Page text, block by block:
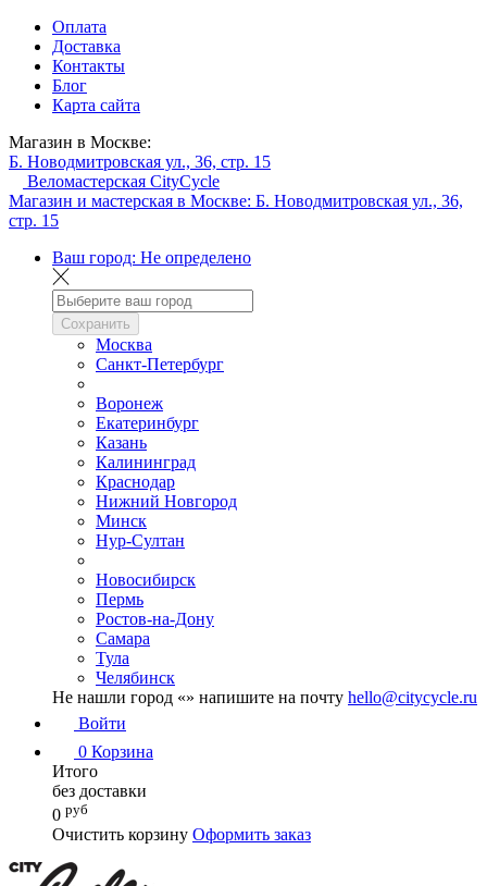
Оплата
Доставка
Контакты
Блог
Карта сайта
Магазин в Москве:
Б. Новодмитровская ул., 36, стр. 15
Веломастерская CityCycle
Магазин и мастерская в Москве: Б. Новодмитровская ул., 36,
стр. 15
Ваш город: Не определено
Сохранить
Москва
Санкт-Петербург
Воронеж
Екатеринбург
Казань
Калининград
Краснодар
Нижний Новгород
Минск
Нур-Султан
Новосибирск
Пермь
Ростов-на-Дону
Самара
Тула
Челябинск
Не нашли город «» напишите на почту hello@citycycle.ru
Войти
0 Корзина
Итого
без доставки
0 руб
Очистить корзину Оформить заказ